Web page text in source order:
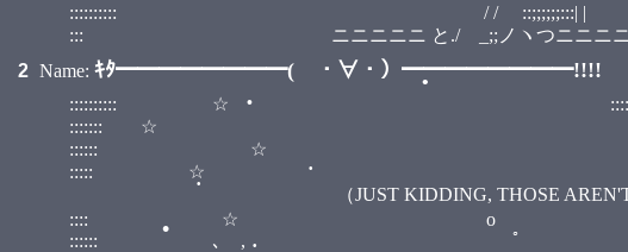
:::::::::: / / ::;;;;;;:::| |
::: ニニニニニ と./ゝ_;;ノヽつニニニニ
2 Name: ｷﾀ━━━━━━━━( ・∀・）━━━━━━━━!!!!
:::::::::: ☆
::::::: ☆
:::::: ☆
::::: ☆
（JUST KIDDING, THOSE AREN'T STARS, I
:::: ☆ o
:::::: ､ ,